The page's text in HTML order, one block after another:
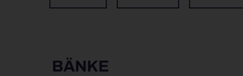
BÄNKE